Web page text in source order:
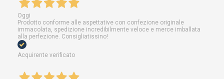
Oggi
Prodotto conforme alle aspettative con confezione originale
immacolata, spedizione incredibilmente veloce e merce imballata
alla perfezione. Consigliatissino!
Acquirente verificato